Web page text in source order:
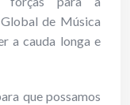
de Música
a cauda longa e
que possamos